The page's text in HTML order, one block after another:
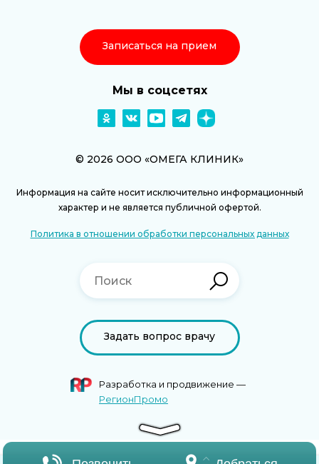
© 2026 ООО «ОМЕГА КЛИНИК»
Информация на сайте носит исключительно информационный
характер и не является публичной офертой.
Политика в отношении обработки персональных данных
Записаться на прием
Мы в соцсетях
Задать вопрос врачу
Разработка и продвижение —
РегионПромо